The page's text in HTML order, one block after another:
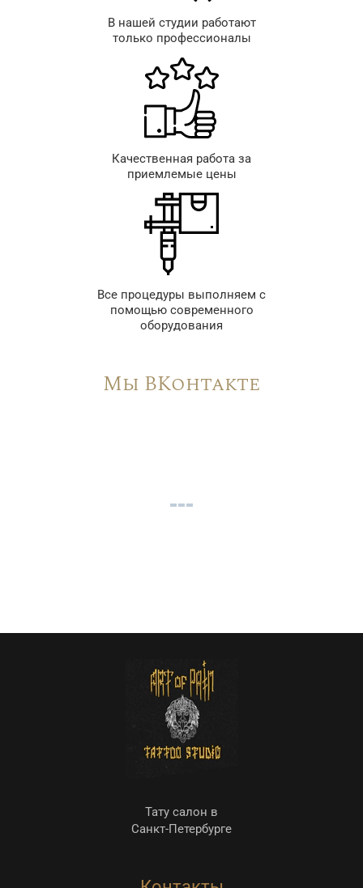
В нашей студии работают
только профессионалы
Качественная работа за
приемлемые цены
Все процедуры выполняем с
помощью современного
оборудования
Мы ВКонтакте
Тату салон в
Санкт-Петербурге